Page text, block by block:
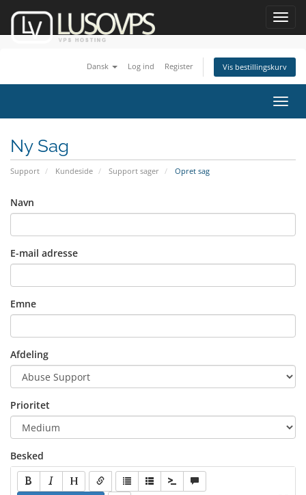
Dansk Log ind Register Vis bestillingskurv
Ny Sag
Support Kundeside Support sager Opret sag
Navn
E-mail adresse
Emne
Afdeling
Prioritet
Besked